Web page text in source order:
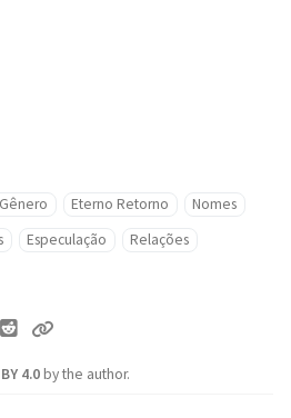
Gênero Eterno Retorno
Nomes
Especulação Relações
4.0by the author.